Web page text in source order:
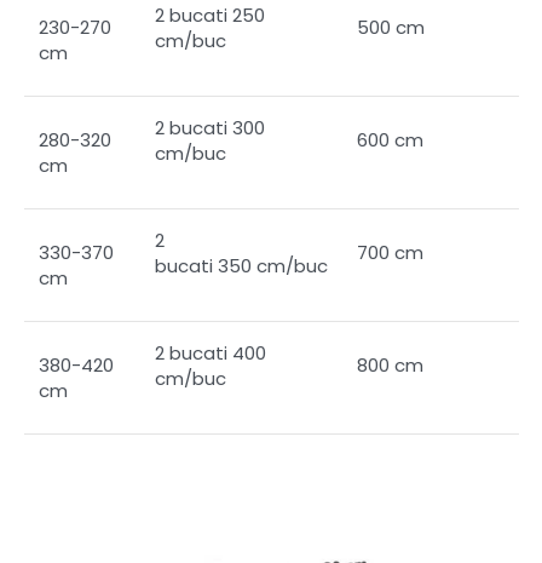
230-270
cm
2 bucati 250
cm/buc
500 cm
280-320
cm
2 bucati 300
cm/buc
600 cm
330-370
cm
2
bucati 350 cm/buc
700 cm
380-420
cm
2 bucati 400
cm/buc
800 cm